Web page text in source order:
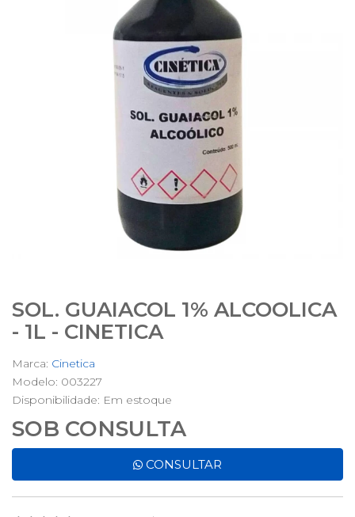
SOL. GUAIACOL 1% ALCOOLICA
- 1L - CINETICA
Marca: Cinetica
Modelo: 003227
Disponibilidade: Em estoque
SOB CONSULTA
CONSULTAR